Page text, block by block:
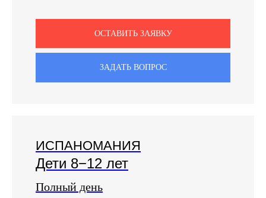
ОСТАВИТЬ ЗАЯВКУ
ЗАДАТЬ ВОПРОС
ИСПАНОМАНИЯ
Дети 8−12 лет
Полный день